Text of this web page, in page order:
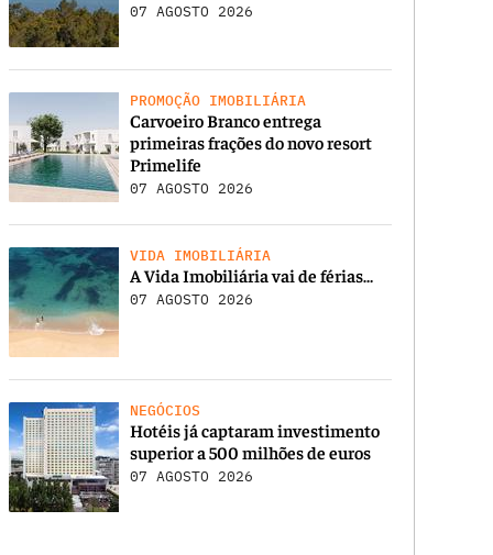
07 AGOSTO 2026
PROMOÇÃO IMOBILIÁRIA
Carvoeiro Branco entrega
primeiras frações do novo resort
Primelife
07 AGOSTO 2026
VIDA IMOBILIÁRIA
A Vida Imobiliária vai de férias…
07 AGOSTO 2026
NEGÓCIOS
Hotéis já captaram investimento
superior a 500 milhões de euros
07 AGOSTO 2026